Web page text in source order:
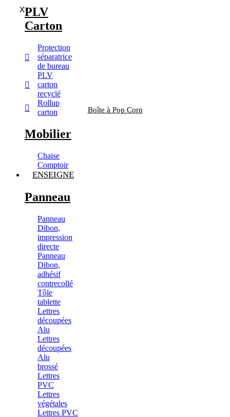
XPLV
Carton
Protection
séparatrice
de bureau
PLV
carton
recyclé
Rollup
carton
Mobilier
Chaise
Comptoir
ENSEIGNE
Panneau
Panneau
Dibon,
impression
directe
Panneau
Dibon,
adhésif
contrecollé
Tôle
tablette
Lettres
découpées
Alu
Lettres
découpées
Alu
brossé
Lettres
PVC
Lettres
végétales
Lettres PVC
Boîte à Pop Corn